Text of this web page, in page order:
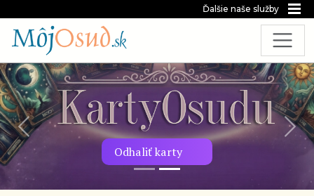
Ďalšie naše služby
Odhaliť karty
Predchádzajúca snímka